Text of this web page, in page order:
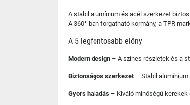
A stabil alumínium és acél szerkezet
A 360°-ban forgatható kormány, a TPR
A 5 legfontosabb előny
Modern design – A színes részletek és a
Biztonságos szerkezet– Stabil alumínium
Gyors haladás – Kiváló minőségű kerekek